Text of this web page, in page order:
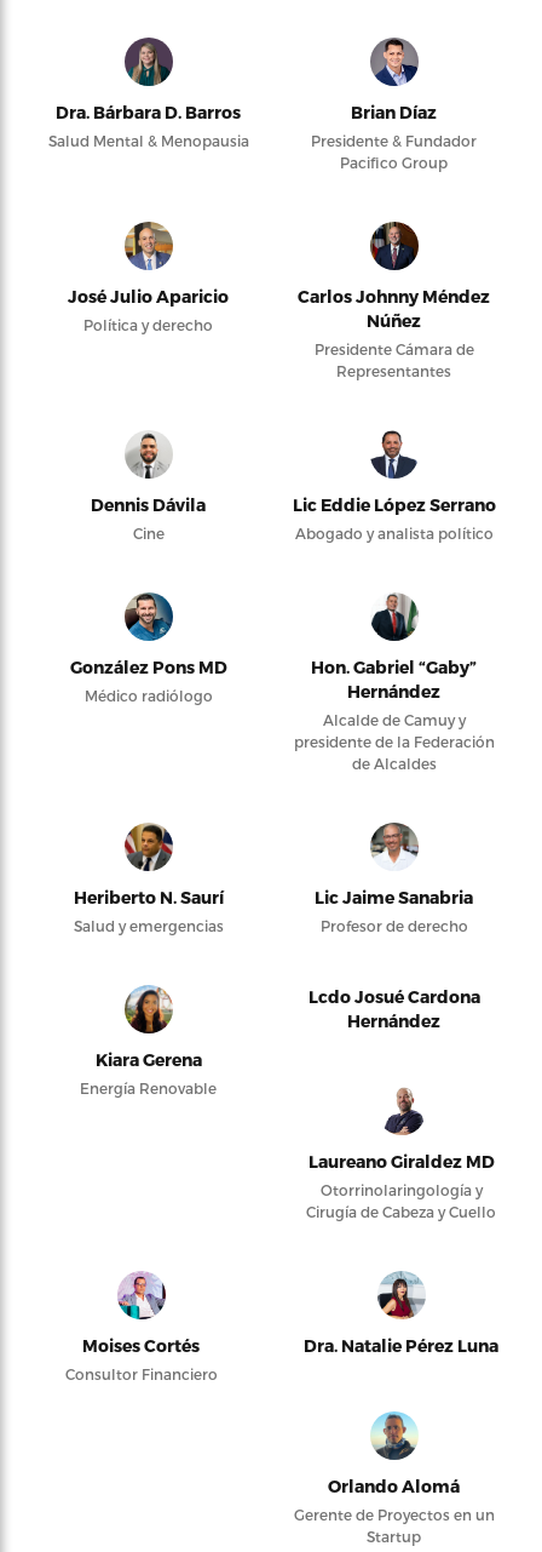
Dra. Bárbara D. Barros
Salud Mental & Menopausia
Brian Díaz
Presidente & Fundador
Pacifico Group
José Julio Aparicio
Política y derecho
Carlos Johnny Méndez
Núñez
Presidente Cámara de
Representantes
Dennis Dávila
Cine
Lic Eddie López Serrano
Abogado y analista político
González Pons MD
Médico radiólogo
Hon. Gabriel “Gaby”
Hernández
Alcalde de Camuy y
presidente de la Federación
de Alcaldes
Heriberto N. Saurí
Salud y emergencias
Lic Jaime Sanabria
Profesor de derecho
Kiara Gerena
Energía Renovable
Lcdo Josué Cardona
Hernández
Laureano Giraldez MD
Otorrinolaringología y
Cirugía de Cabeza y Cuello
Moises Cortés
Consultor Financiero
Dra. Natalie Pérez Luna
Orlando Alomá
Gerente de Proyectos en un
Startup